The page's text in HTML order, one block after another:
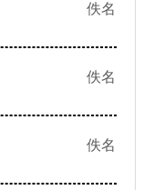
佚名
佚名
佚名